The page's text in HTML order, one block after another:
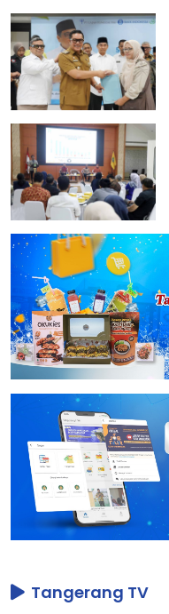
Tangerang TV